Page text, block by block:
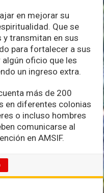
en mejorar su
Que se
transmitan en sus
para fortalecer a sus
oficio que les
un ingreso extra.
más de 200
en diferentes colonias
o incluso hombres
comunicarse al
en AMSIF.